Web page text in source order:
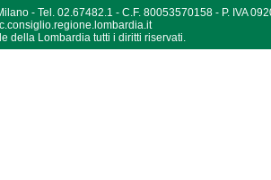
- Tel. 02.67482.1 - C.F. 80053570158 - P. IVA
della Lombardia tutti i diritti riservati.